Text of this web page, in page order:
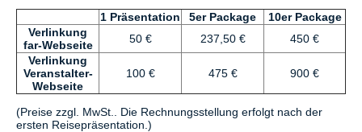
1 Präsentation 5er Package
10er Package
Verlinkung
far-Webseite
50 € 237,50 €
450 €
Verlinkung
Veranstalter-
Webseite
100 € 475 € 900 €
(Preise zzgl. MwSt.. Die Rechnungsstellung erfolgt nach der
ersten Reisepräsentation.)